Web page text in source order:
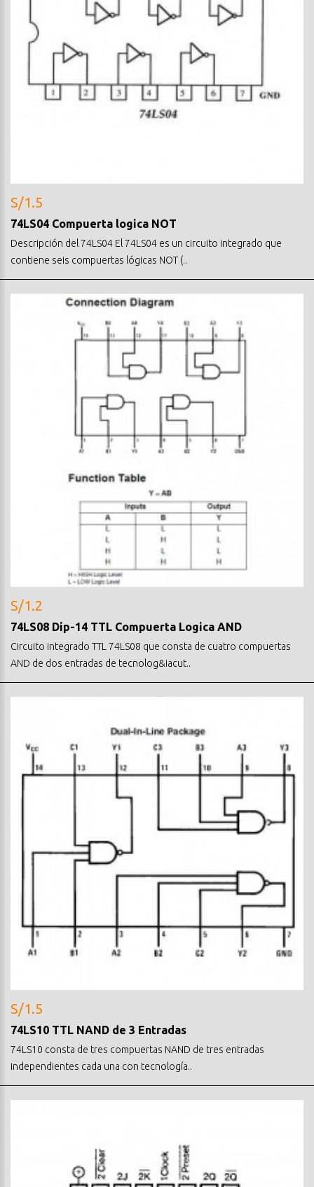
S/1.5
74LS04 Compuerta logica NOT
Descripción del 74LS04 El 74LS04 es un circuito integrado que
contiene seis compuertas lógicas NOT (..
S/1.2
74LS08 Dip-14 TTL Compuerta Logica AND
Circuito integrado TTL 74LS08 que consta de cuatro compuertas
AND de dos entradas de tecnolog&iacut..
S/1.5
74LS10 TTL NAND de 3 Entradas
74LS10 consta de tres compuertas NAND de tres entradas
independientes cada una con tecnología..